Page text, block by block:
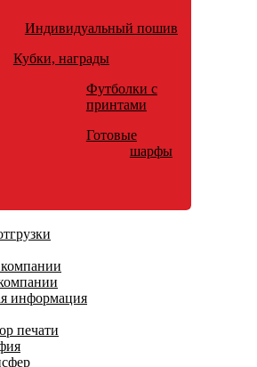
Индивидуальный пошив
Кубки, награды
Футболки с
принтами
Готовые
шарфы
информация
печати